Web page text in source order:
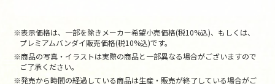
※表示価格は、一部を除きメーカー希望小売価格(税10%込)、もしくは、
プレミアムバンダイ販売価格(税10%込)です。
※商品の写真・イラストは実際の商品と一部異なる場合がございますので
ご了承ください。
※発売から時間の経過している商品は生産・販売が終了している場合がご